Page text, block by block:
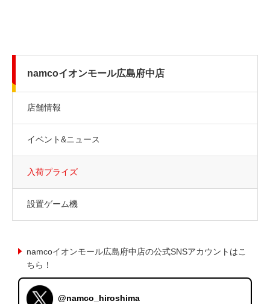
namcoイオンモール広島府中店
店舗情報
イベント&ニュース
入荷プライズ
設置ゲーム機
namcoイオンモール広島府中店の公式SNSアカウントはこ
ちら！
@namco_hiroshima